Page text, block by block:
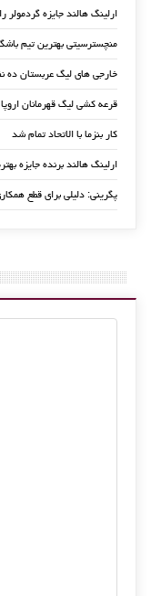
ارلینگ هالند جایزه گردمولر
منچسترسیتی بهترین تیم باشگاهی
خارجی های لیگ عربستان ده
قرعه کشی لیگ قهرمانان اروپا فصل ۲۰۲۳/۲۴
کار بنزما با الاتحاد تمام شد
ارلینگ هالند برنده جایزه
پگرینی: دلیلی برای قطع